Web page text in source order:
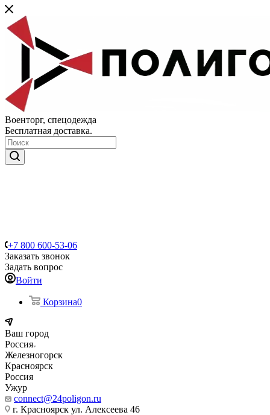
Военторг, спецодежда
Бесплатная доставка.
+7 800 600-53-06
Заказать звонок
Задать вопрос
Войти
Корзина0
Ваш город
Россия
Железногорск
Красноярск
Россия
Ужур
connect@24poligon.ru
г. Красноярск ул. Алексеева 46